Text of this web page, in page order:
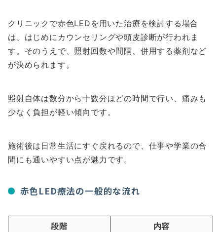
クリニックで赤色LEDを用いた治療を検討する場合
は、はじめにカウンセリングや頭皮診断が行われま
す。そのうえで、照射回数や間隔、併用する薬剤など
が決められます。
照射自体は数分から十数分ほどの時間で行い、痛みも
少なく負担が軽い傾向です。
施術後は日常生活にすぐ戻れるので、仕事や学業の合
間にも通いやすい点が魅力です。
赤色LED療法の一般的な流れ
段階 内容